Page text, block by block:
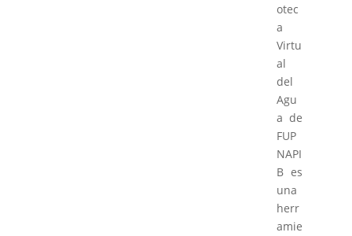
otec
a
Virtu
al
del
Agu
a de
FUP
NAPI
B es
una
herr
amie